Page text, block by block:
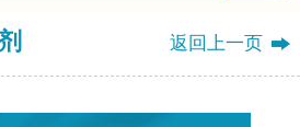
返回上一页